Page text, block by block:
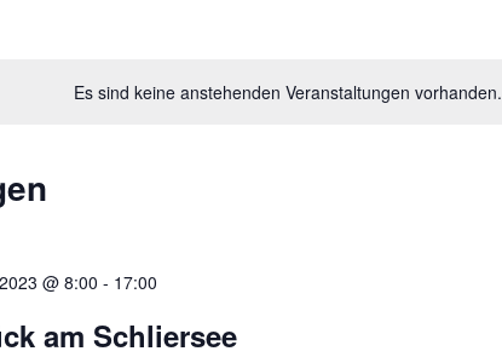
Es sind keine anstehenden Veranstaltungen vorhanden.
@ 8:00 - 17:00
am Schliersee